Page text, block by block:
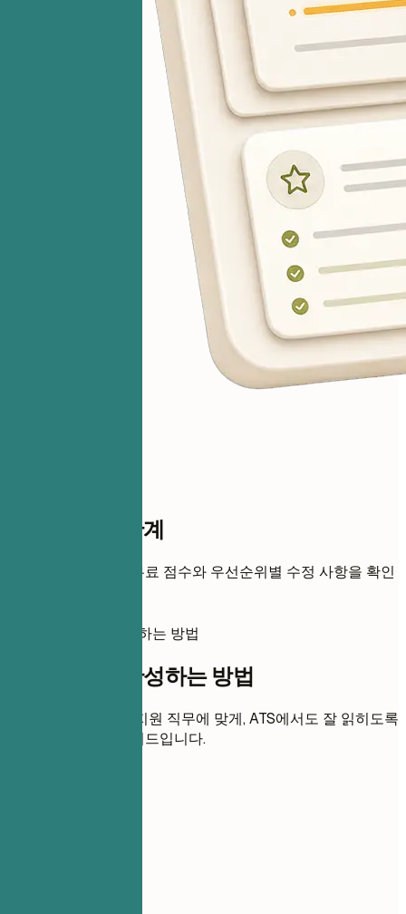
점수까지 한 단계
이력서를 추가하면 무료 점수와 우선순위별 수정 사항을 확인
이 이력서를 완성하는 방법
이 이력서를 완성하는 방법
각 섹션을 명확하고 지원 직무에 맞게, ATS에서도 잘 읽히도록
다듬는 실용적인 가이드입니다.